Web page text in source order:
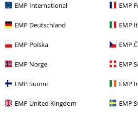
EMP International EMP
EMP Deutschland EMP
EMP Polska EMP
EMP Norge EMP
EMP Suomi EMP
EMP United Kingdom EMP
Christina L.
Skrevet den: fredag 26.
God kvalitet
Sidder som den skal og er god kvalitet